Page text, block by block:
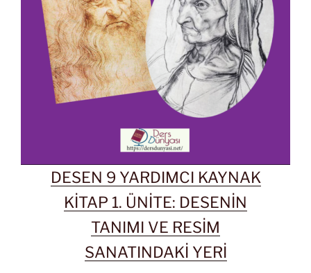
DESEN 9 YARDIMCI KAYNAK
KİTAP 1. ÜNİTE: DESENİN
TANIMI VE RESİM
SANATINDAKİ YERİ